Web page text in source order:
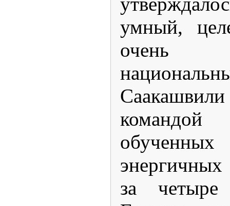
умный,
очень
за четыре